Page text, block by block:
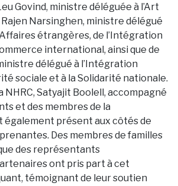
Govind, ministre déléguée à l’Art
Rajen Narsinghen, ministre délégué
étrangères, de l’Intégration
international, ainsi que de
délégué à l’Intégration
sociale et à la Solidarité nationale.
NHRC, Satyajit Boolell, accompagné
et des membres de la
également présent aux côtés de
Des membres de familles
des représentants
ont pris part à cet
témoignant de leur soutien